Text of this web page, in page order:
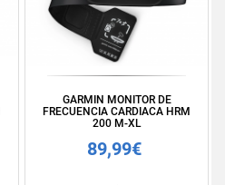
GARMIN MONITOR DE
FRECUENCIA CARDIACA HRM
200 M-XL
89,99€